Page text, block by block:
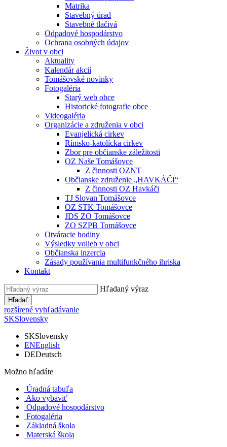
Matrika
Stavebný úrad
Stavebné tlačivá
Odpadové hospodárstvo
Ochrana osobných údajov
Život v obci
Aktuality
Kalendár akcií
Tomášovské novinky
Fotogaléria
Starý web obce
Historické fotografie obce
Videogaléria
Organizácie a združenia v obci
Evanjelická cirkev
Rímsko-katolícka cirkev
Zbor pre občianske záležitosti
OZ Naše Tomášovce
Z činnosti OZNT
Občianske združenie „HAVKÁČI“
Z činnosti OZ Havkáči
TJ Slovan Tomášovce
OZ STK Tomášovce
JDS ZO Tomášovce
ZO SZPB Tomášovce
Otváracie hodiny
Výsledky volieb v obci
Občianska inzercia
Zásady používania multifunkčného ihriska
Kontakt
Hľadaný výraz
Hľadať
rozšírené vyhľadávanie
SKSlovensky
SKSlovensky
ENEnglish
DEDeutsch
Možno hľadáte
Úradná tabuľa
Ako vybaviť
Odpadové hospodárstvo
Fotogaléria
Základná škola
Materská škola